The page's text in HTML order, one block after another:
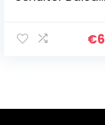
für unterwegs
€